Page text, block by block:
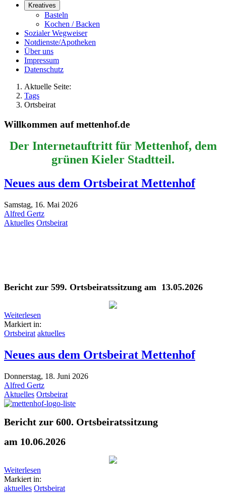
Kreatives
Basteln
Kochen / Backen
Sozialer Wegweiser
Notdienste/Apotheken
Über uns
Impressum
Datenschutz
Aktuelle Seite:
Tags
Ortsbeirat
Willkommen auf mettenhof.de
Der Internetauftritt für Mettenhof, dem
grünen Kieler Stadtteil.
Neues aus dem Ortsbeirat Mettenhof
Samstag, 16. Mai 2026
Alfred Gertz
Aktuelles Ortsbeirat
Bericht zur 599. Ortsbeiratssitzung am 13.05.2026
Weiterlesen
Markiert in:
Ortsbeirat aktuelles
Neues aus dem Ortsbeirat Mettenhof
Donnerstag, 18. Juni 2026
Alfred Gertz
Aktuelles Ortsbeirat
Bericht zur 600. Ortsbeiratssitzung
am 10.06.2026
Weiterlesen
Markiert in:
aktuelles Ortsbeirat